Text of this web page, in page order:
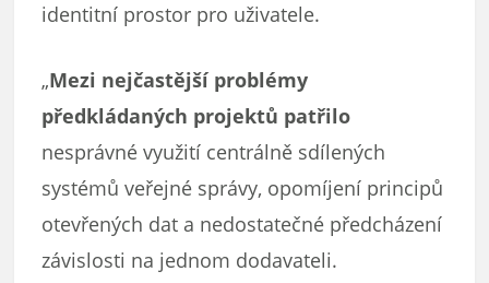
identitní prostor pro uživatele.
„Mezi nejčastější problémy
předkládaných projektů patřilo
nesprávné využití centrálně sdílených
systémů veřejné správy, opomíjení principů
otevřených dat a nedostatečné předcházení
závislosti na jednom dodavateli.